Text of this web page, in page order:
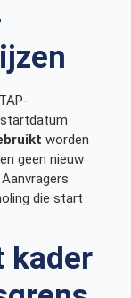
worden
geen nieuw
die start
kader